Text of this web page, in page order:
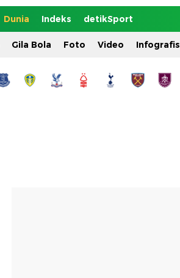
Dunia Indeks detikSport
Gila Bola Foto Video Infografis